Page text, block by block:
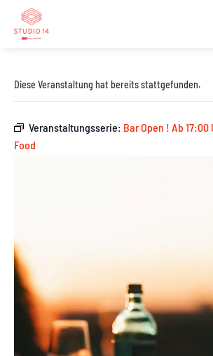
Diese Veranstaltung hat bereits stattgefunden.
Veranstaltungsserie: Bar Open ! Ab 17:00
Food